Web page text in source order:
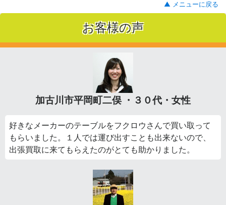
▲ メニューに戻る
お客様の声
加古川市平岡町二俣 ・３０代・女性
好きなメーカーのテーブルをフクロウさんで買い取って
もらいました。１人では運び出すことも出来ないので、
出張買取に来てもらえたのがとても助かりました。